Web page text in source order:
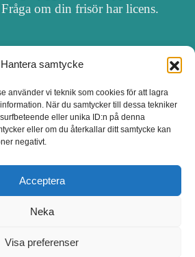
Hantera samtycke
använder vi teknik som cookies för att lagra
När du samtycker till dessa tekniker
eller unika ID:n på denna
eller om du återkallar ditt samtycke kan
negativt.
Acceptera
Neka
Visa preferenser
om din frisör har licens.
OM FRISÖRSÖK
SALONG